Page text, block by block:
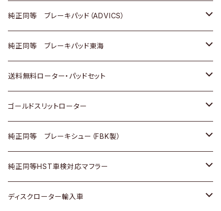
三菱
スバル
日野
三菱ふそう
ＢＭＷ
マツダ
三菱
日野
三菱ふそう
三菱
日野
三菱ふそう
その他
ダイハツ
マツダ
三菱
スバル
日産
いすゞ
ダイハツ
マツダ
三菱
スバル
いすゞ
ダイハツ
マツダ
三菱
ホンダ
スズキ
日産
ダイハツ
マツダ
三菱
スバル
トヨタ
ホンダ
スズキ
日産
いすゞ
ダイハツ
マツダ
純正同等 ブレーキパッド（ADVICS）
トヨタ
ホンダ
スズキ
日産
ダイハツ
マツダ
純正同等 ブレーキパッド東海
トヨタ
ホンダ
日産
いすゞ
ダイハツ
送料無料ローター・パッドセット
トヨタ
ホンダ
スズキ
日産
ゴールドスリットローター
トヨタ
ホンダ
スズキ
純正同等 ブレーキシュー（FBK製）
ホンダ
スズキ
純正同等HST車検対応マフラー
トヨタ
ディスクローター輸入車